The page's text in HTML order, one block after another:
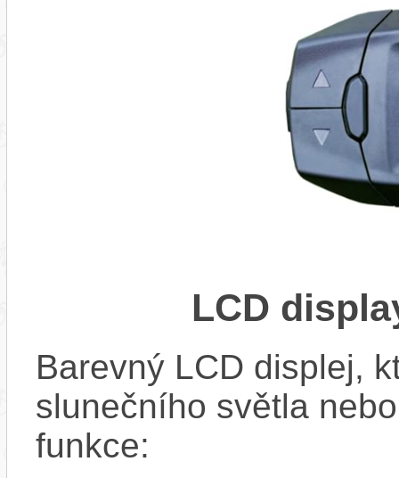
LCD
Barevný LCD displej,
slunečního světla
funkce: